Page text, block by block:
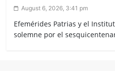
August 6, 2026, 3:41 pm
Efemérides Patrias y el
solemne por el